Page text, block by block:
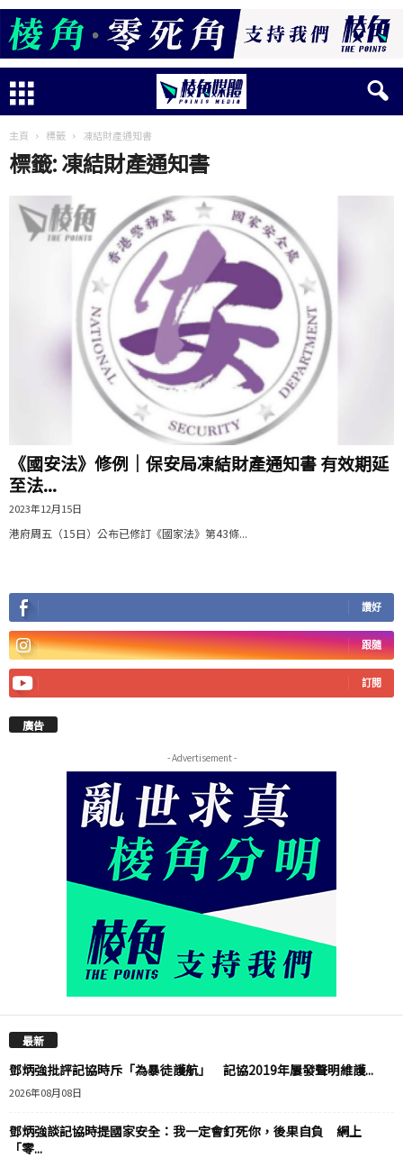
主頁 標籤 凍結財產通知書
標籤: 凍結財產通知書
《國安法》修例｜保安局凍結財產通知書 有效期延
至法...
2023年12月15日
港府周五（15日）公布已修訂《國家法》第43條...
讚好
跟隨
訂閱
廣告
- Advertisement -
最新
鄧炳強批評記協時斥「為暴徒護航」 記協2019年屢發聲明維護...
2026年08月08日
鄧炳強談記協時提國家安全：我一定會釘死你，後果自負 網上
「零...